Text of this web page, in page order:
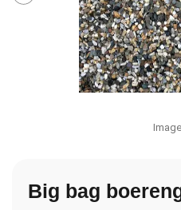
Image
Big bag